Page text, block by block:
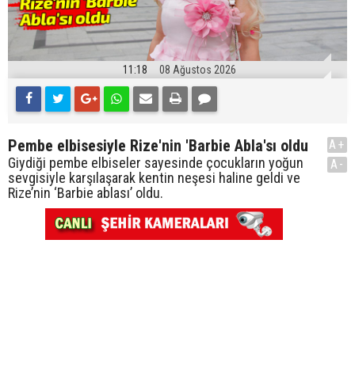
11:18 08 Ağustos 2026
Pembe elbisesiyle Rize'nin 'Barbie Abla'sı oldu
Giydiği pembe elbiseler sayesinde çocukların yoğun
sevgisiyle karşılaşarak kentin neşesi haline geldi ve
Rize’nin ‘Barbie ablası’ oldu.
A+
A-